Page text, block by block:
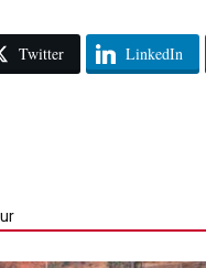
Twitter LinkedIn